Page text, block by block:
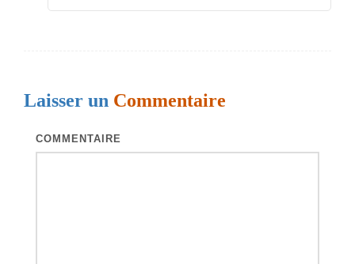
Laisser un Commentaire
COMMENTAIRE